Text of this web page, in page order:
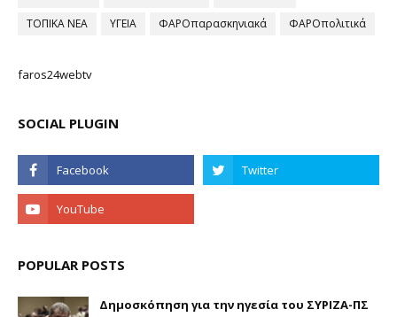
ΤΟΠΙΚΑ ΝΕΑ
ΥΓΕΙΑ ΦΑΡΟπαρασκηνιακά ΦΑΡΟπολιτικά
faros24webtv
SOCIAL PLUGIN
POPULAR POSTS
Δημοσκόπηση για την ηγεσία του ΣΥΡΙΖΑ-ΠΣ